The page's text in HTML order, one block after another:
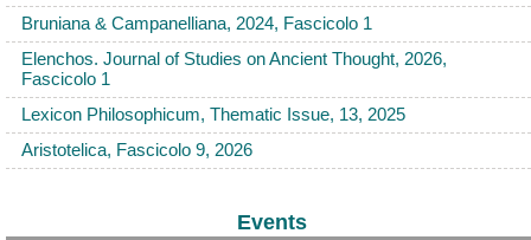
Bruniana & Campanelliana, 2024, Fascicolo 1
Elenchos. Journal of Studies on Ancient Thought, 2026,
Fascicolo 1
Lexicon Philosophicum, Thematic Issue, 13, 2025
Aristotelica, Fascicolo 9, 2026
Events